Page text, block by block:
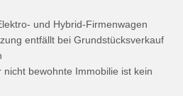
und Hybrid-Firmenwagen
entfällt bei Grundstücksverkauf
nicht bewohnte Immobilie ist kein